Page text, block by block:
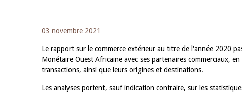
03 novembre 2021
Le rapport sur le commerce extérieur au titre de l'année 2020
Monétaire Ouest Africaine avec ses partenaires commerciaux,
transactions, ainsi que leurs origines et destinations.
Les analyses portent, sauf indication contraire, sur les